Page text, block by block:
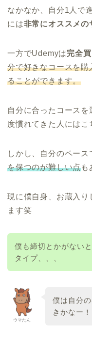
なかなか、自分1人で
には非常にオススメの
一方でUdemyは完全
分で好きなコースを
ることができます。
自分に合ったコース
度慣れてきた人にはこ
しかし、自分のペース
を保つのが難しい点も
現に僕自身、お蔵入り
ます笑
僕も締切とかがない
タイプ、、、
ウマたん
僕は自分
きかなー！